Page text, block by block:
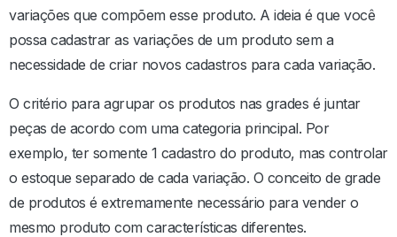
variações que compõem esse produto. A ideia é que você
possa cadastrar as variações de um produto sem a
necessidade de criar novos cadastros para cada variação.
O critério para agrupar os produtos nas grades é juntar
peças de acordo com uma categoria principal. Por
exemplo, ter somente 1 cadastro do produto, mas controlar
o estoque separado de cada variação. O conceito de grade
de produtos é extremamente necessário para vender o
mesmo produto com características diferentes.